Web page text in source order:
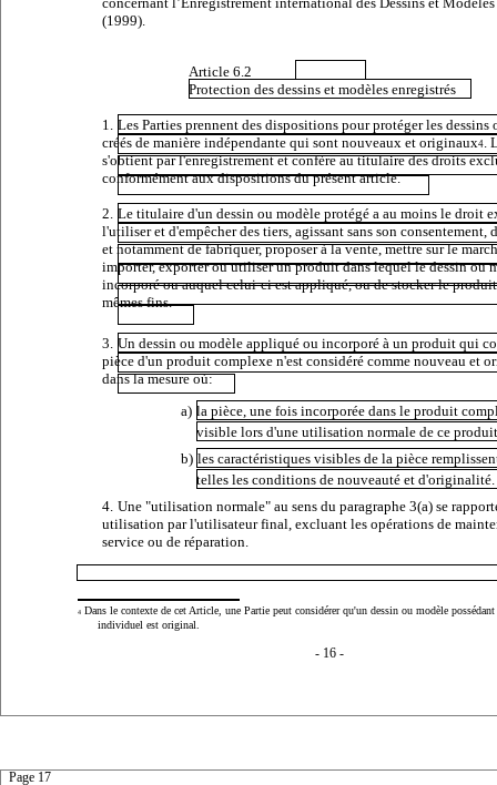
(1999).
Article 6.2
Protection des dessins et modèles enregistrés
1. Les Parties prennent des dispositions pour protéger les dessins
créés de manière indépendante qui sont nouveaux et originaux4.
s'obtient par l'enregistrement et confère au titulaire des droits
conformément aux dispositions du présent article.
2. Le titulaire d'un dessin ou modèle protégé a au moins le droit
l'utiliser et d'empêcher des tiers, agissant sans son consentement,
et notamment de fabriquer, proposer à la vente, mettre sur le
importer, exporter ou utiliser un produit dans lequel le dessin ou
incorporé ou auquel celui-ci est appliqué, ou de stocker le produit
mêmes fins.
3. Un dessin ou modèle appliqué ou incorporé à un produit qui
pièce d'un produit complexe n'est considéré comme nouveau et
dans la mesure où:
a) la pièce, une fois incorporée dans le produit
visible lors d'une utilisation normale de ce
b) les caractéristiques visibles de la pièce
telles les conditions de nouveauté et d'originalité.
4. Une "utilisation normale" au sens du paragraphe 3(a) se
utilisation par l'utilisateur final, excluant les opérations de
service ou de réparation.
4 Dans le contexte de cet Article, une Partie peut considérer qu'un dessin ou modèle possédant
individuel est original.
- 16 -
Page 17